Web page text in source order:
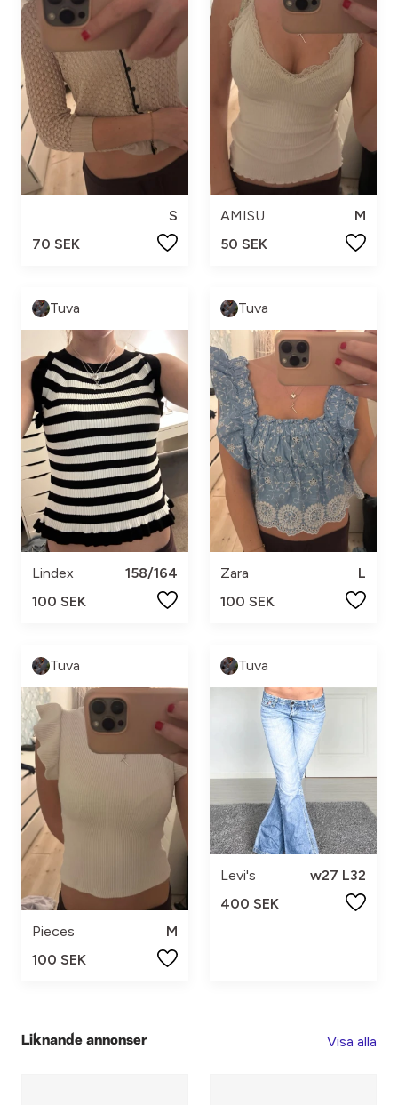
S
70 SEK
AMISU
M
50 SEK
Tuva
Lindex
158/164
100 SEK
Tuva
Zara
L
100 SEK
Tuva
Pieces
M
100 SEK
Tuva
Levi's
w27 L32
400 SEK
Liknande annonser Visa alla